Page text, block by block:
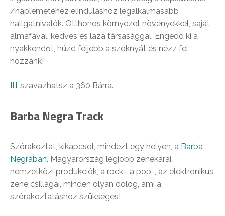
/naplemetéhez elinduláshoz legalkalmasabb
hallgatnivalók. Otthonos környezet növényekkel, saját
almafával, kedves és laza társasággal. Engedd ki a
nyakkendőt, húzd feljebb a szoknyát és nézz fel
hozzánk!
Itt szavazhatsz a 360 Bárra.
Barba Negra Track
Szórakoztat, kikapcsol, mindezt egy helyen, a Barba
Negrában. Magyarország legjobb zenekarai,
nemzetközi produkciók, a rock-, a pop-, az elektronikus
zene csillagai, minden olyan dolog, ami a
szórakoztatáshoz szükséges!